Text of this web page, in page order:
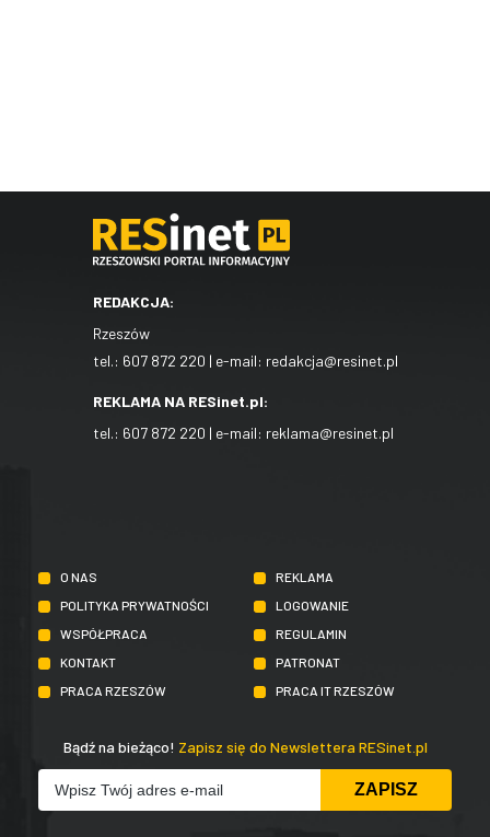
REDAKCJA:
Rzeszów
tel.: 607 872 220 | e-mail: redakcja@resinet.pl
REKLAMA NA RESinet.pl:
tel.: 607 872 220 | e-mail: reklama@resinet.pl
O NAS
REKLAMA
POLITYKA PRYWATNOŚCI
LOGOWANIE
WSPÓŁPRACA
REGULAMIN
KONTAKT
PATRONAT
PRACA RZESZÓW
PRACA IT RZESZÓW
Bądź na bieżąco! Zapisz się do Newslettera RESinet.pl